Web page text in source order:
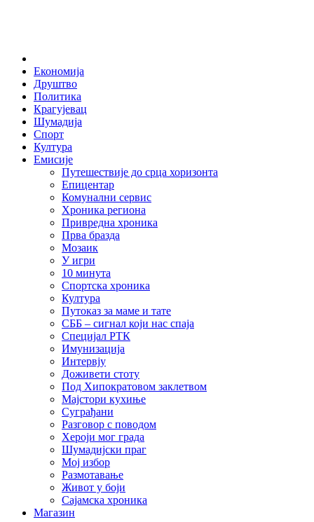
Економија
Друштво
Политика
Крагујевац
Шумадија
Спорт
Култура
Емисије
Путешествије до срца хоризонта
Епицентар
Комунални сервис
Хроника региона
Привредна хроника
Прва бразда
Мозаик
У игри
10 минута
Спортска хроника
Култура
Путоказ за маме и тате
СББ – сигнал који нас спаја
Специјал РТК
Имунизација
Интервју
Доживети стоту
Под Хипократовом заклетвом
Мајстори кухиње
Суграђани
Разговор с поводом
Хероји мог града
Шумадијски праг
Мој избор
Размотавање
Живот у боји
Сајамска хроника
Магазин